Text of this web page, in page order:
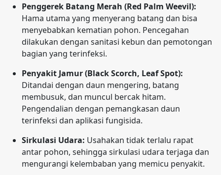
Penggerek Batang Merah (Red Palm Weevil):
Hama utama yang menyerang batang dan bisa
menyebabkan kematian pohon. Pencegahan
dilakukan dengan sanitasi kebun dan pemotongan
bagian yang terinfeksi.
Penyakit Jamur (Black Scorch, Leaf Spot):
Ditandai dengan daun mengering, batang
membusuk, dan muncul bercak hitam.
Pengendalian dengan pemangkasan daun
terinfeksi dan aplikasi fungisida.
Sirkulasi Udara: Usahakan tidak terlalu rapat
antar pohon, sehingga sirkulasi udara terjaga dan
mengurangi kelembaban yang memicu penyakit.